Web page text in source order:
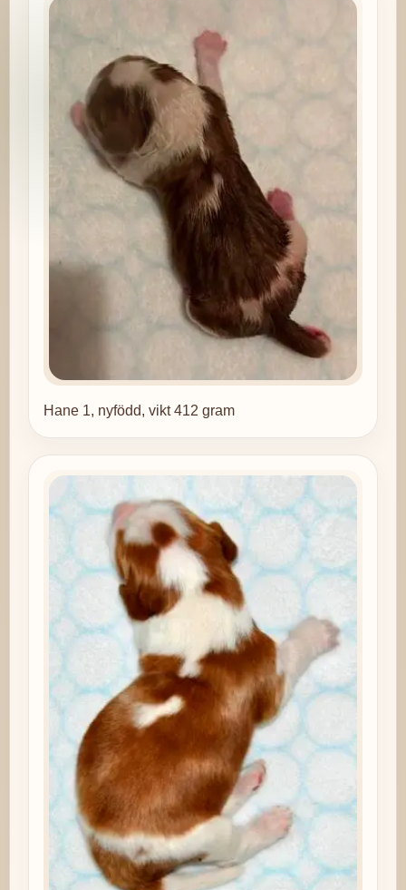
Hane 1, nyfödd, vikt 412 gram